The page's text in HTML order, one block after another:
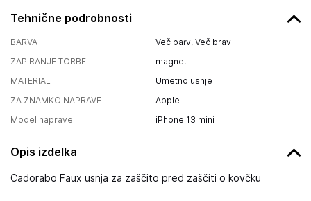
Tehnične podrobnosti
BARVA
Več barv, Več brav
ZAPIRANJE TORBE
magnet
MATERIAL
Umetno usnje
ZA ZNAMKO NAPRAVE
Apple
Model naprave
iPhone 13 mini
Opis izdelka
Cadorabo Faux usnja za zaščito pred zaščiti o kovčku